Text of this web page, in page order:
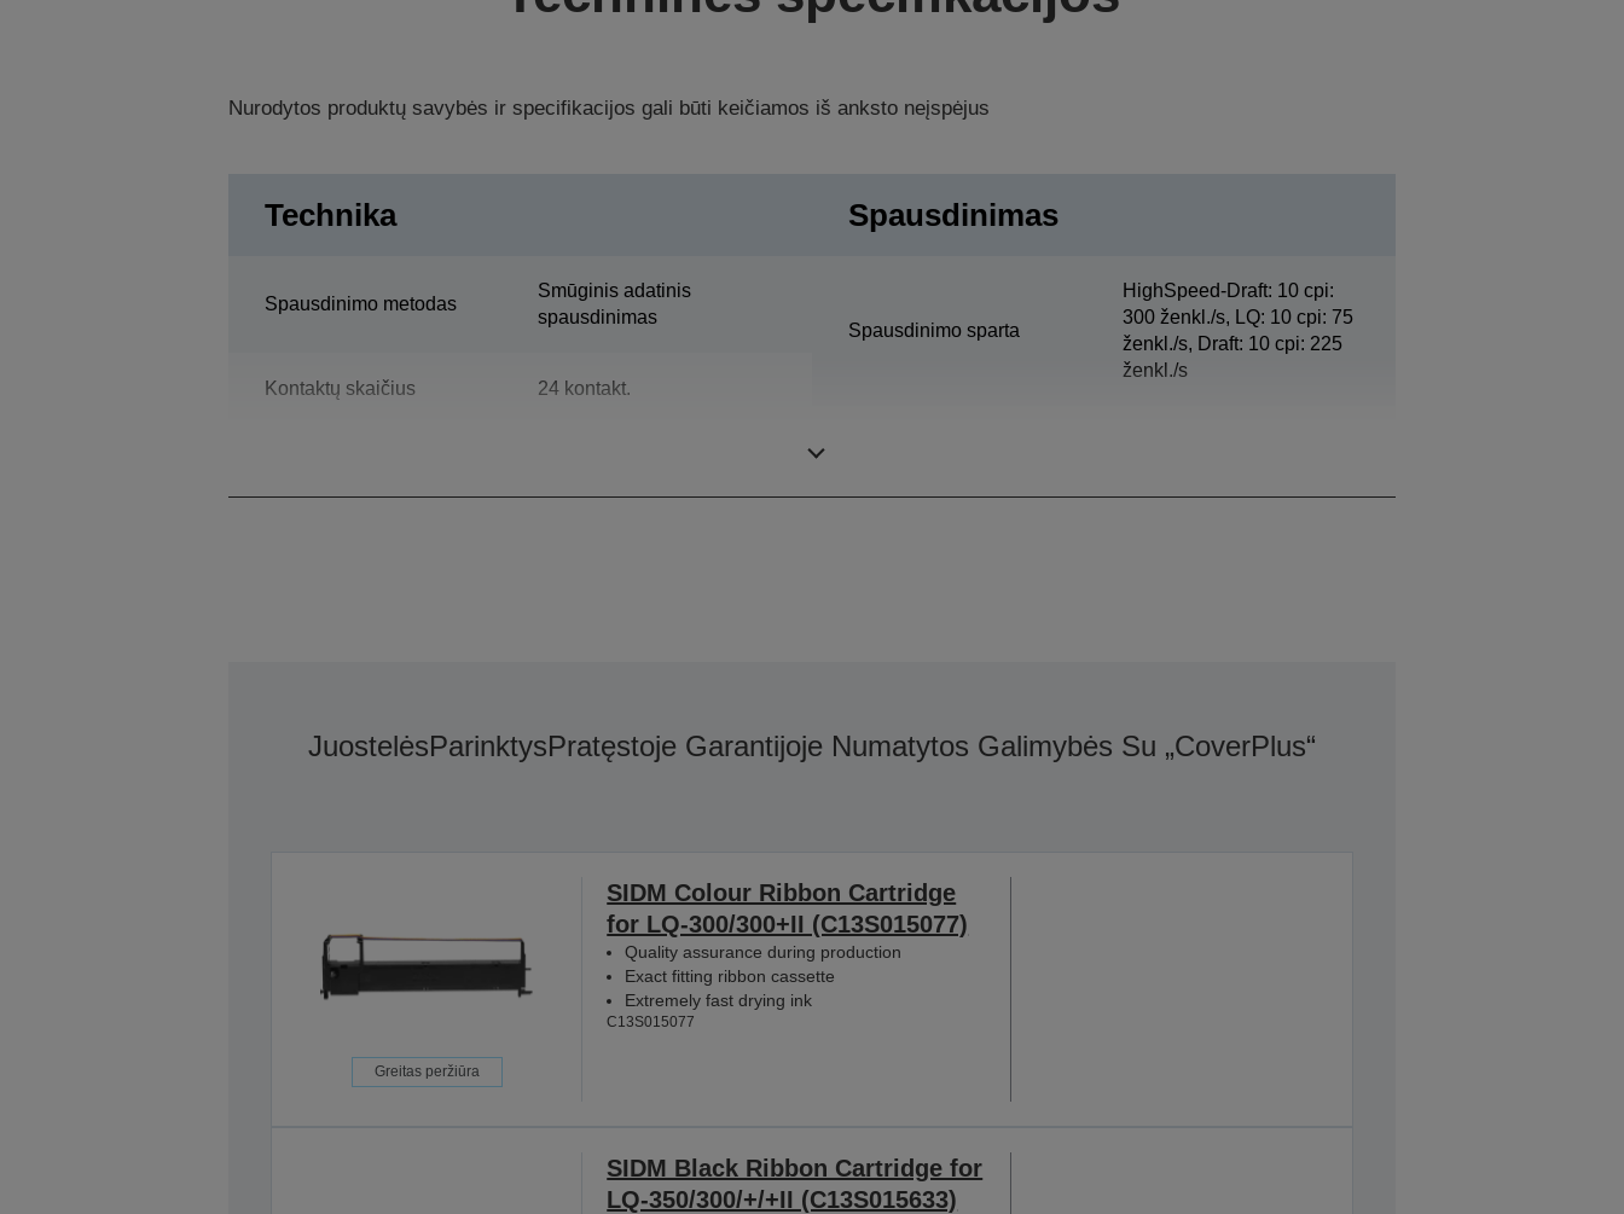
Nurodytos produktų savybės ir specifikacijos gali būti keičiamos iš anksto neįspėjus
Technika
Spausdinimo metodas
Smūginis adatinis
spausdinimas
Kontaktų skaičius 24 kontakt.
Spausdinimas
Spausdinimo sparta
HighSpeed-Draft: 10 cpi:
300 ženkl./s, LQ: 10 cpi: 75
ženkl./s, Draft: 10 cpi: 225
ženkl./s
JuostelėsParinktysPratęstoje Garantijoje Numatytos Galimybės Su „CoverPlus“
Greitas peržiūra
SIDM Colour Ribbon Cartridge
for LQ-300/300+II (C13S015077)
Quality assurance during production
Exact fitting ribbon cassette
Extremely fast drying ink
C13S015077
SIDM Black Ribbon Cartridge for
LQ-350/300/+/+II (C13S015633)